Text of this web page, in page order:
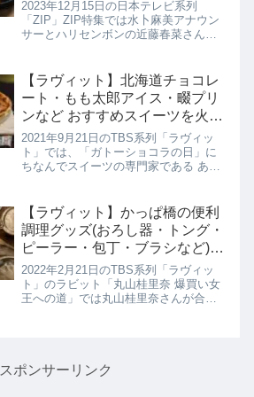
2023年12月15日の日本テレビ系列
「ZIP」ZIP特集では水卜麻美アナウン
サーとハリセンボンの近藤春菜さんが
ので、水卜アナと近藤春菜さんが巡っ
た中華街の人気店を詳しく紹...
【ラヴィット】北海道チョコレ
ート・もも太郎アイス・畷プリ
ンなど おすすめスイーツを火曜
日メンバーが紹介！ラビット｜
9月21日
2021年9月21日のTBS系列「ラヴィッ
ト」では、「ガトーショコラの日」に
ちなんでスイーツの専門家である あま
メのスイーツを教えてくれたので詳し
く紹介します。>>ラヴィッ...
【ラヴィット】かっぱ橋の便利
調理グッズ(おろし器・トング・
ピーラー・包丁・ブラシなど)丸
山桂里奈さんのお買い物まと
め！ラビット｜2月21日
2022年2月21日のTBS系列「ラヴィッ
ト」のラビット「丸山桂里奈 爆買い女
王への道」では丸山桂里奈さんが合羽
スポンサーリンク